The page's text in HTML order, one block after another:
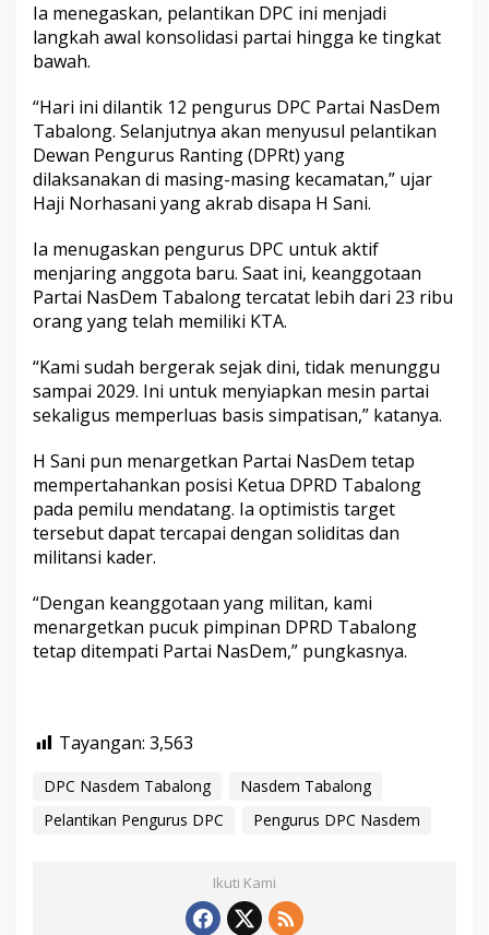
Ia menegaskan, pelantikan DPC ini menjadi
langkah awal konsolidasi partai hingga ke tingkat
bawah.
“Hari ini dilantik 12 pengurus DPC Partai NasDem
Tabalong. Selanjutnya akan menyusul pelantikan
Dewan Pengurus Ranting (DPRt) yang
dilaksanakan di masing-masing kecamatan,” ujar
Haji Norhasani yang akrab disapa H Sani.
Ia menugaskan pengurus DPC untuk aktif
menjaring anggota baru. Saat ini, keanggotaan
Partai NasDem Tabalong tercatat lebih dari 23 ribu
orang yang telah memiliki KTA.
“Kami sudah bergerak sejak dini, tidak menunggu
sampai 2029. Ini untuk menyiapkan mesin partai
sekaligus memperluas basis simpatisan,” katanya.
H Sani pun menargetkan Partai NasDem tetap
mempertahankan posisi Ketua DPRD Tabalong
pada pemilu mendatang. Ia optimistis target
tersebut dapat tercapai dengan soliditas dan
militansi kader.
“Dengan keanggotaan yang militan, kami
menargetkan pucuk pimpinan DPRD Tabalong
tetap ditempati Partai NasDem,” pungkasnya.
Tayangan: 3,563
DPC Nasdem Tabalong
Nasdem Tabalong
Pelantikan Pengurus DPC
Pengurus DPC Nasdem
Ikuti Kami